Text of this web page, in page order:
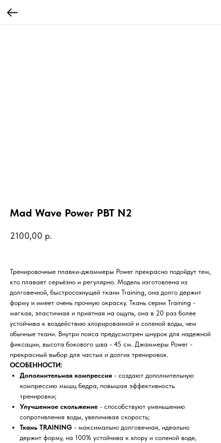
Mad Wave Power PBT N2
2100,00 р.
Тренировочные плавки-джаммеры Power прекрасно подойдут тем,
кто плавает серьёзно и регулярно. Модель изготовлена из
долговечной, быстросохнущей ткани Training, она долго держит
форму и имеет очень прочную окраску. Ткань серии Training -
мягкая, эластичная и приятная на ощупь, она в 20 раз более
устойчива к воздействию хлорированной и соленой воды, чем
обычные ткани. Внутри пояса предусмотрен шнурок для надежной
фиксации, высота бокового шва - 45 см. Джаммеры Power -
прекрасный выбор для частых и долгих тренировок.
ОСОБЕННОСТИ:
Дополнительная компрессия - создают дополнительную
компрессию мышц бедра, повышая эффективность
тренировки;
Улучшенное скольжение - способствуют уменьшению
сопротивления воды, увеличивая скорость;
Ткань TRAINING - максимально долговечная, идеально
держит форму, на 100% устойчива к хлору и соленой воде,